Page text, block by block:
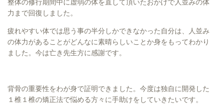
整体の修行期間中に虚弱の体を直して頂いたおかげで人並みの体
力まで回復しました。
疲れやすい体では思う事の半分しかできなかった自分は、人並み
の体力があることがどんなに素晴らしいことか身をもってわかり
ました。今は亡き先生方に感謝です。
背骨の重要性をわが身で証明できました。今度は独自に開発した
１椎１椎の矯正法で悩める方々に手助けをしていきたいです。